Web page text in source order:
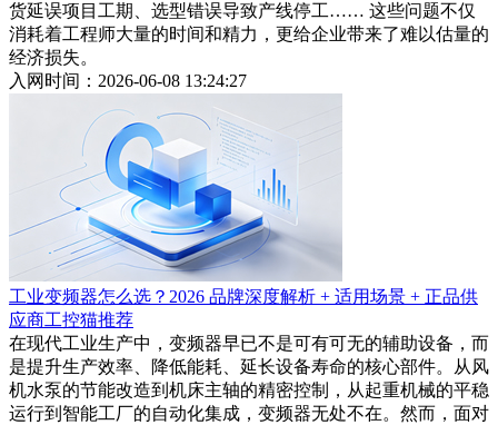
货延误项目工期、选型错误导致产线停工…… 这些问题不仅
消耗着工程师大量的时间和精力，更给企业带来了难以估量的
经济损失。
入网时间：2026-06-08 13:24:27
工业变频器怎么选？2026 品牌深度解析 + 适用场景 + 正品供
应商工控猫推荐
在现代工业生产中，变频器早已不是可有可无的辅助设备，而
是提升生产效率、降低能耗、延长设备寿命的核心部件。从风
机水泵的节能改造到机床主轴的精密控制，从起重机械的平稳
运行到智能工厂的自动化集成，变频器无处不在。然而，面对